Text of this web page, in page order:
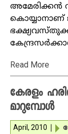
അമേരിക്കന്‍
കൊയ്യാനാണ്
Read More
കേരളം
മാറുമ്പോള്‍
April, 2010